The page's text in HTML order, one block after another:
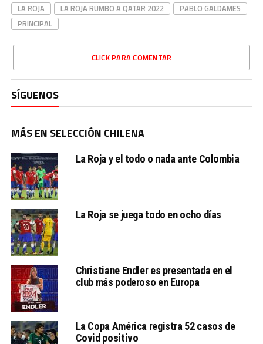
LA ROJA
LA ROJA RUMBO A QATAR 2022
PABLO GALDAMES
PRINCIPAL
CLICK PARA COMENTAR
SÍGUENOS
MÁS EN SELECCIÓN CHILENA
La Roja y el todo o nada ante Colombia
La Roja se juega todo en ocho días
Christiane Endler es presentada en el
club más poderoso en Europa
La Copa América registra 52 casos de
Covid positivo